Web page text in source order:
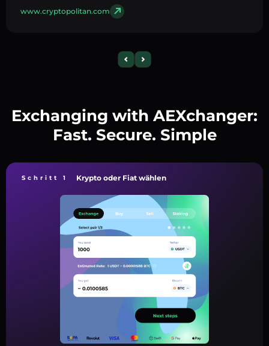
www.cryptopolitan.com
Exchanging with AEXchanger:
Fast. Secure. Simple
Schritt 1 Krypto oder Fiat wählen